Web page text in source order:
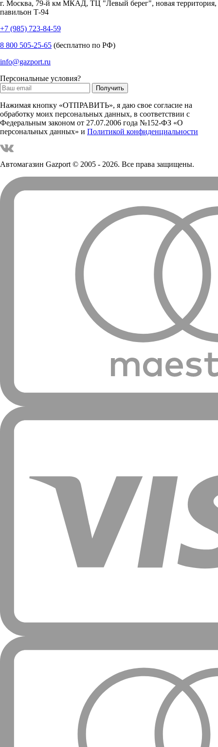
г. Москва, 79-й км МКАД, ТЦ "Левый берег", новая территория,
павильон Т-94
+7 (985) 723-84-59
8 800 505-25-65 (бесплатно по РФ)
info@gazport.ru
Персональные условия?
Нажимая кнопку «ОТПРАВИТЬ», я даю свое согласие на
обработку моих персональных данных, в соответствии с
Федеральным законом от 27.07.2006 года №152-ФЗ «О
персональных данных» и Политикой конфиденциальности
Автомагазин Gazport© 2005 - 2026. Все права защищены.